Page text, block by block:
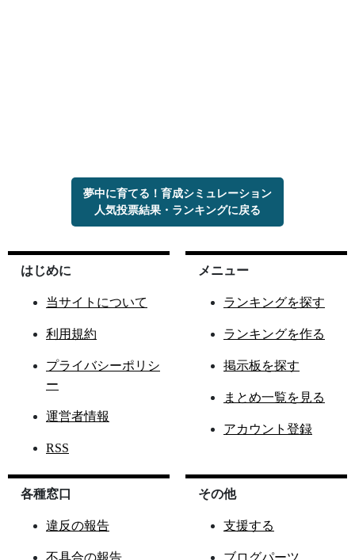
夢中に育てる！育成シミュレーション
人気投票結果・ランキングに戻る
はじめに
当サイトについて
利用規約
プライバシーポリシ
ー
運営者情報
RSS
メニュー
ランキングを探す
ランキングを作る
掲示板を探す
まとめ一覧を見る
アカウント登録
各種窓口
違反の報告
不具合の報告
その他
支援する
ブログパーツ